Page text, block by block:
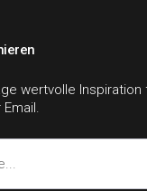
wertvolle